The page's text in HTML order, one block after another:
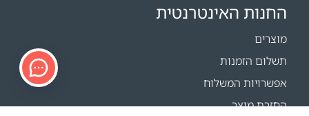
החנות האינטרנטית
מוצרים
תשלום הזמנות
אפשרויות המשלוח
החזרת מוצר